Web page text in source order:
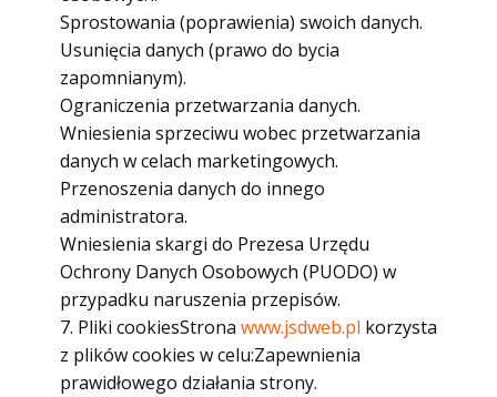
Sprostowania (poprawienia) swoich danych.
Usunięcia danych (prawo do bycia
zapomnianym).
Ograniczenia przetwarzania danych.
Wniesienia sprzeciwu wobec przetwarzania
danych w celach marketingowych.
Przenoszenia danych do innego
administratora.
Wniesienia skargi do Prezesa Urzędu
Ochrony Danych Osobowych (PUODO) w
przypadku naruszenia przepisów.
7. Pliki cookiesStrona www.jsdweb.pl korzysta
z plików cookies w celu:Zapewnienia
prawidłowego działania strony.